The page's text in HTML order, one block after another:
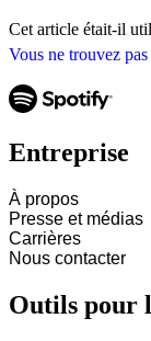
Vous ne trouvez
Cet article était-il
Entreprise
À propos
Presse et médias
Carrières
Nous contacter
Outils pour